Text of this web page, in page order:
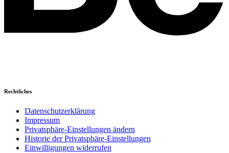
Rechtliches
Datenschutzerklärung
Impressum
Privatsphäre-Einstellungen ändern
Historie der Privatsphäre-Einstellungen
Einwilligungen widerrufen